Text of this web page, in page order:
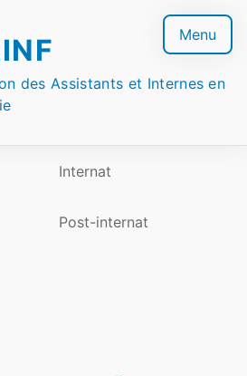
des Assistants et Internes en
Menu
Internat
Post-internat